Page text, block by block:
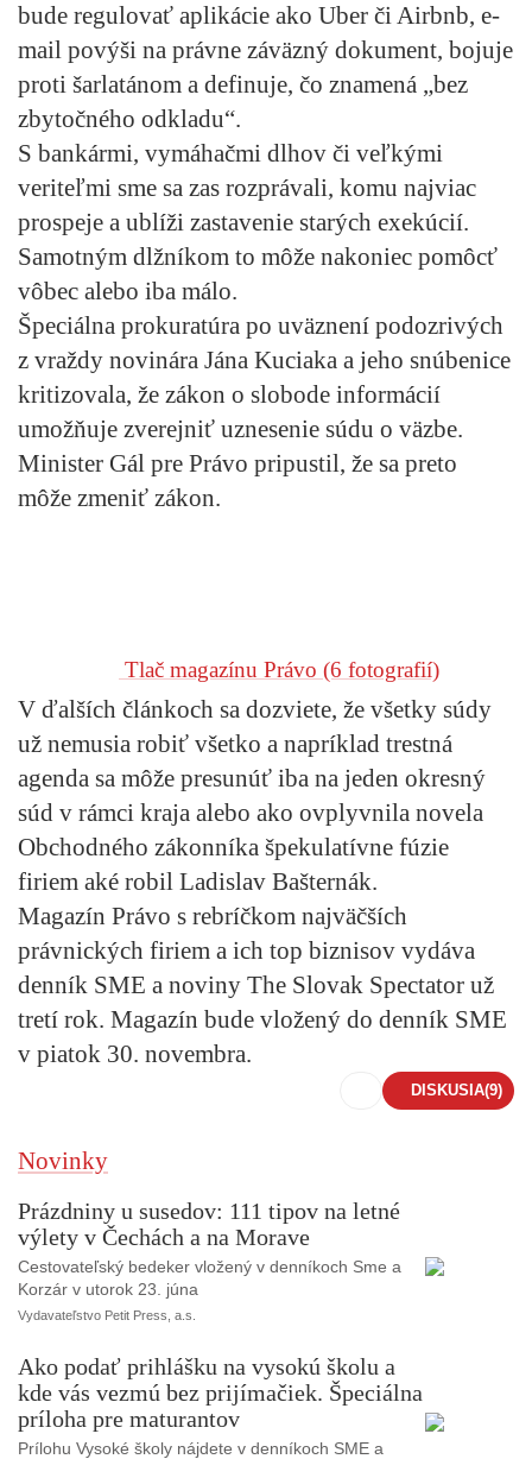
bude regulovať aplikácie ako Uber či Airbnb, e-
mail povýši na právne záväzný dokument, bojuje
proti šarlatánom a definuje, čo znamená „bez
zbytočného odkladu“.
S bankármi, vymáhačmi dlhov či veľkými
veriteľmi sme sa zas rozprávali, komu najviac
prospeje a ublíži zastavenie starých exekúcií.
Samotným dlžníkom to môže nakoniec pomôcť
vôbec alebo iba málo.
Špeciálna prokuratúra po uväznení podozrivých
z vraždy novinára Jána Kuciaka a jeho snúbenice
kritizovala, že zákon o slobode informácií
umožňuje zverejniť uznesenie súdu o väzbe.
Minister Gál pre Právo pripustil, že sa preto
môže zmeniť zákon.
Tlač magazínu Právo (6 fotografií)
V ďalších článkoch sa dozviete, že všetky súdy
už nemusia robiť všetko a napríklad trestná
agenda sa môže presunúť iba na jeden okresný
súd v rámci kraja alebo ako ovplyvnila novela
Obchodného zákonníka špekulatívne fúzie
firiem aké robil Ladislav Bašternák.
Magazín Právo s rebríčkom najväčších
právnických firiem a ich top biznisov vydáva
denník SME a noviny The Slovak Spectator už
tretí rok. Magazín bude vložený do denník SME
v piatok 30. novembra.
DISKUSIA(9)
Novinky
Prázdniny u susedov: 111 tipov na letné
výlety v Čechách a na Morave
Cestovateľský bedeker vložený v denníkoch Sme a
Korzár v utorok 23. júna
Vydavateľstvo Petit Press, a.s.
Ako podať prihlášku na vysokú školu a
kde vás vezmú bez prijímačiek. Špeciálna
príloha pre maturantov
Prílohu Vysoké školy nájdete v denníkoch SME a